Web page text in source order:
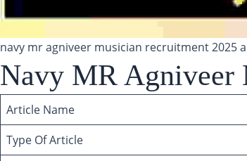
navy mr agniveer musician recruitment 2025
Navy MR Agniveer
Article Name
Type Of Article